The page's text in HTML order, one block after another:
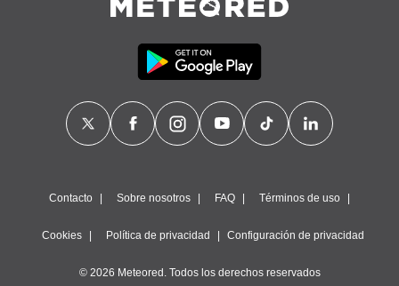
Contacto Sobre nosotros FAQ Términos de uso
Cookies Política de privacidad Configuración de privacidad
© 2026 Meteored. Todos los derechos reservados